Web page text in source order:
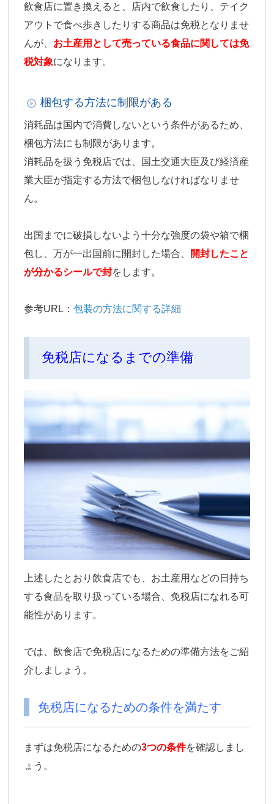
飲食店に置き換えると、店内で飲食したり、テイク
アウトで食べ歩きしたりする商品は免税となりませ
んが、 お土産用として売っている食品に関しては免
税対象になります。
梱包する方法に制限がある
消耗品は国内で消費しないという条件があるため、
梱包方法にも制限があります。
消耗品を扱う免税店では、国土交通大臣及び経済産
業大臣が指定する方法で梱包しなければなりませ
ん。
出国までに破損しないよう十分な強度の袋や箱で梱
包し、万が一出国前に開封した場合、 開封したこと
が分かるシールで封をします。
参考URL：包装の方法に関する詳細
免税店になるまでの準備
上述したとおり飲食店でも、お土産用などの日持ち
する食品を取り扱っている場合、免税店になれる可
能性があります。
では、飲食店で免税店になるための準備方法をご紹
介しましょう。
免税店になるための条件を満たす
まずは免税店になるための3つの条件を確認しまし
ょう。